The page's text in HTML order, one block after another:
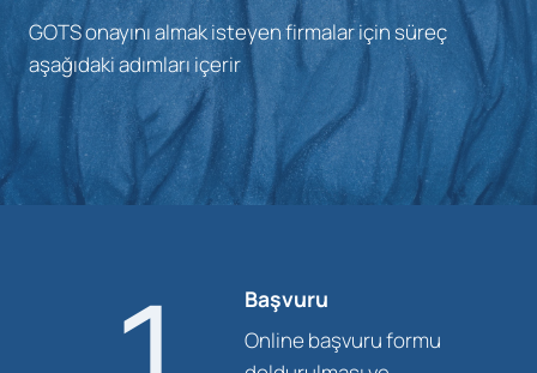
GOTS onayını almak isteyen firmalar için süreç
aşağıdaki adımları içerir
Başvuru
Online başvuru formu